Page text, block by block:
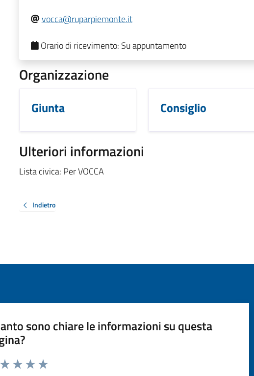
vocca@ruparpiemonte.it
Orario di ricevimento: Su appuntamento
Organizzazione
Giunta Consiglio
Ulteriori informazioni
Lista civica: Per VOCCA
Indietro
sono chiare le informazioni su questa
da 1 a 5 stelle la pagina